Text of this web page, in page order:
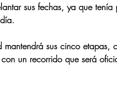
sus fechas, ya que tenía
sus cinco etapas,
un recorrido que será